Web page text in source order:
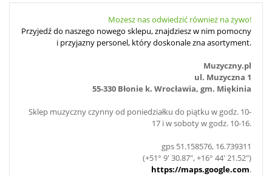
Możesz nas odwiedzić również na żywo!
Przyjedź do naszego nowego sklepu, znajdziesz w nim pomocny
i przyjazny personel, który doskonale zna asortyment.
Muzyczny.pl
ul. Muzyczna 1
55-330 Błonie k. Wrocławia, gm. Miękinia
Sklep muzyczny czynny od poniedziałku do piątku w godz. 10-
17 i w soboty w godz. 10-16.
gps 51.158576, 16.739311
(+51° 9' 30.87", +16° 44' 21.52")
https://maps.google.com.